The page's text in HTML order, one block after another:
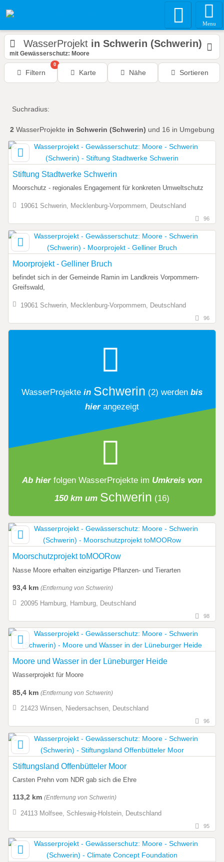
Menu
WasserProjekt in Schwerin (Schwerin)
mit Gewässerschutz: Moore
Filtern
0
Karte Nähe Sortieren
Suchradius:
2 WasserProjekte in Schwerin (Schwerin) und 16 in Umgebung
Stiftung Stadtwerke Schwerin
Moorschutz - regionales Engagement für konkreten Umweltschutz
19061 Schwerin, Mecklenburg-Vorpommern, Deutschland
96
Moorprojekt - Gelliner Bruch
befindet sich in der Gemeinde Ramin im Landkreis Vorpommern-
Greifswald,
19061 Schwerin, Mecklenburg-Vorpommern, Deutschland
96
WasserProjekte in Schwerin (2) werden bis
hierangezeigt
Ab hier folgen WasserProjekte im Umkreis von
150 km um Schwerin (16)
Moorschutzprojekt toMOORow
Nasse Moore erhalten einzigartige Pflanzen- und Tierarten
93,4 km (Entfernung von Schwerin)
20095 Hamburg, Hamburg, Deutschland
98
Moore und Wasser in der Lüneburger Heide
Wasserprojekt für Moore
85,4 km (Entfernung von Schwerin)
21423 Winsen, Niedersachsen, Deutschland
96
Stiftungsland Offenbütteler Moor
Carsten Prehn vom NDR gab sich die Ehre
113,2 km (Entfernung von Schwerin)
24113 Molfsee, Schleswig-Holstein, Deutschland
95